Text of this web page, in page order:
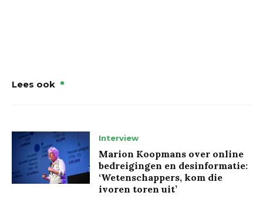
Lees ook
Interview
Marion Koopmans over online
bedreigingen en desinformatie:
‘Wetenschappers, kom die
ivoren toren uit’